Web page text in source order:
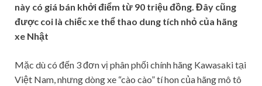
này có giá bán khởi điểm từ 90 triệu đồng. Đây cũng
được coi là chiếc xe thể thao dung tích nhỏ của hãng
xe Nhật
Mặc dù có đến 3 đơn vị phân phối chính hãng Kawasaki tại
Việt Nam, nhưng dòng xe “cào cào” tí hon của hãng mô tô